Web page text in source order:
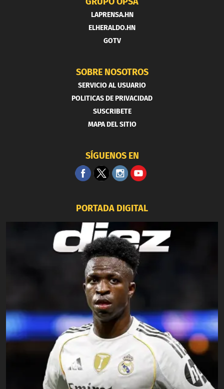
LAPRENSA.HN
ELHERALDO.HN
GOTV
SOBRE NOSOTROS
SERVICIO AL USUARIO
POLITICAS DE PRIVACIDAD
SUSCRIBETE
MAPA DEL SITIO
SÍGUENOS EN
PORTADA DIGITAL